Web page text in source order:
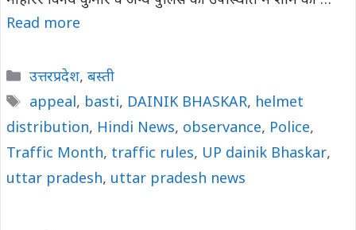
Read more
Categories
उत्तरप्रदेश, बस्ती
Tags
appeal, basti, DAINIK BHASKAR, helmet
distribution, Hindi News, observance, Police,
Traffic Month, traffic rules, UP dainik Bhaskar,
uttar pradesh, uttar pradesh news